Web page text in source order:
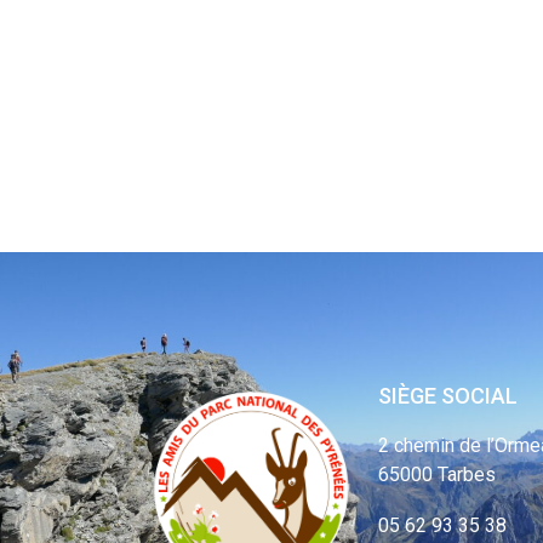
SIÈGE SOCIAL
2 chemin de
65000 Tarbes
05 62 93 35 38